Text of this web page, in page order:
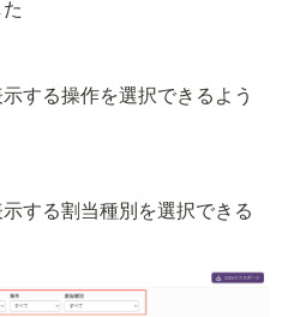
する操作を選択できるよう
する割当種別を選択できる